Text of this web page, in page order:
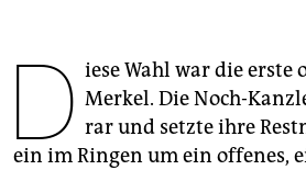
genossenschaft
epaper login
D iese Wahl war die erste
Merkel. Die Noch-
rar und setzte ihre
ein im Ringen um ein offenes,